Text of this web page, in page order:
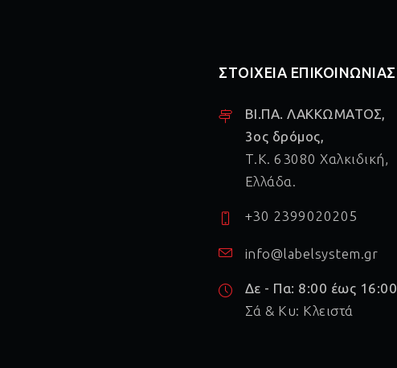
ΣΤΟΙΧΕΙΑ ΕΠΙΚΟΙΝΩΝΙΑΣ
ΒΙ.ΠΑ. ΛΑΚΚΩΜΑΤΟΣ,
3ος δρόμος,
Τ.Κ. 63080 Χαλκιδική,
Ελλάδα.
+30 2399020205
info@labelsystem.gr
Δε - Πα: 8:00 έως 16:00
Σά & Κυ: Κλειστά